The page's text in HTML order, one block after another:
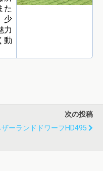
た
少
力
動
次の投稿
ザーランドドワーフHD495